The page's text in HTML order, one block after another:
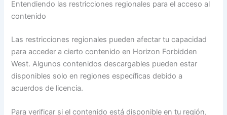
Entendiendo las restricciones regionales para el acceso al
contenido
Las restricciones regionales pueden afectar tu capacidad
para acceder a cierto contenido en Horizon Forbidden
West. Algunos contenidos descargables pueden estar
disponibles solo en regiones específicas debido a
acuerdos de licencia.
Para verificar si el contenido está disponible en tu región,